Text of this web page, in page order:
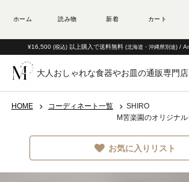
¥16,500 (税込) 以上購入で送料無料 (北海道・沖縄県別途) /
大人おしゃれな食器やお皿の通販専門店
HOME コーディネート一覧
SHIRO
M苦楽園のオリジナ
お気に入りリスト